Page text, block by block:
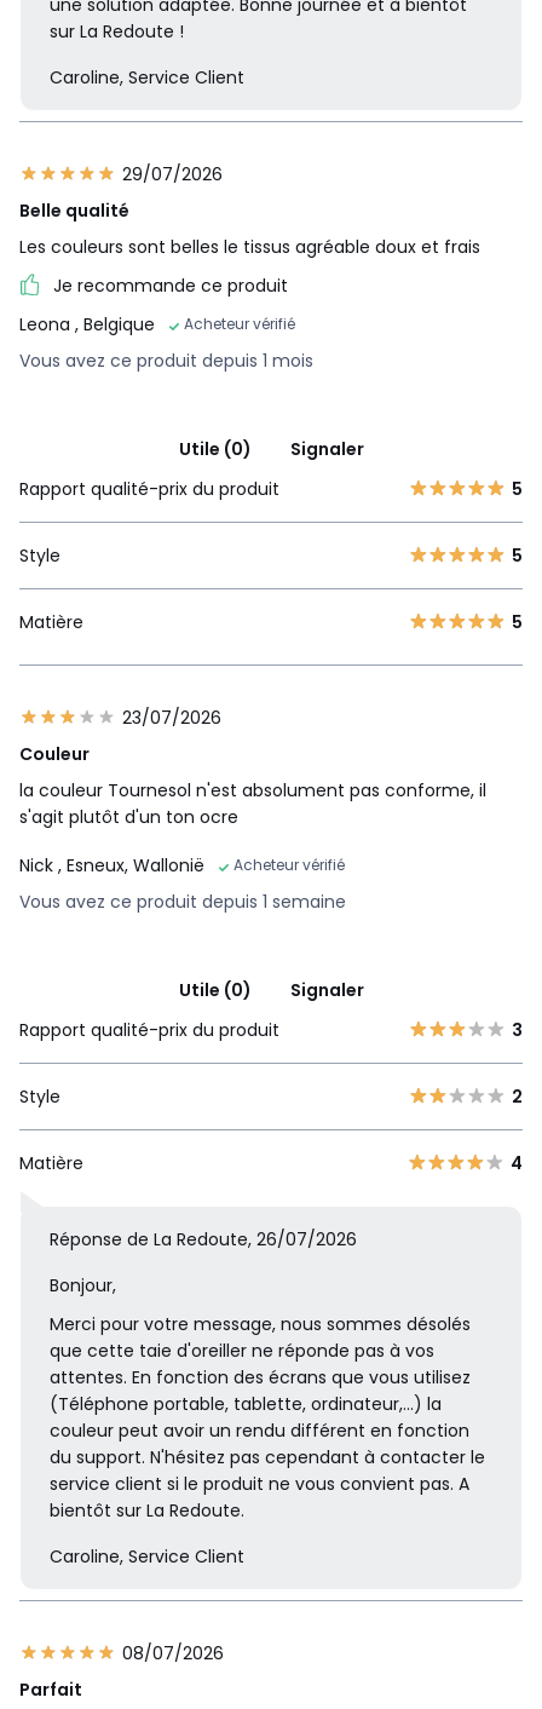
sur La Redoute !
Caroline, Service Client
29/07/2026
Belle qualité
Les couleurs sont belles le tissus agréable doux et frais
Je recommande ce produit
Leona , Belgique Acheteur vérifié
Vous avez ce produit depuis 1 mois
Utile (0)
Signaler
Rapport qualité-prix du produit
5
Style 5
Matière 5
23/07/2026
Couleur
la couleur Tournesol n'est absolument pas conforme, il
s'agit plutôt d'un ton ocre
Nick , Esneux, Wallonië Acheteur vérifié
Vous avez ce produit depuis 1 semaine
Utile (0)
Signaler
Rapport qualité-prix du produit
3
Style 2
Matière 4
Réponse de La Redoute, 26/07/2026
Bonjour,
Merci pour votre message, nous sommes désolés
que cette taie d'oreiller ne réponde pas à vos
attentes. En fonction des écrans que vous utilisez
(Téléphone portable, tablette, ordinateur,...) la
couleur peut avoir un rendu différent en fonction
du support. N'hésitez pas cependant à contacter le
service client si le produit ne vous convient pas. A
bientôt sur La Redoute.
Caroline, Service Client
08/07/2026
Parfait